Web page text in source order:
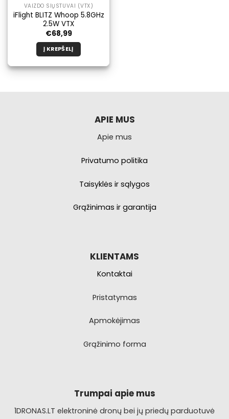
VAIZDO SIŲSTUVAI (VTX)
iFlight BLITZ Whoop 5.8GHz
2.5W VTX
€68,99
Į KREPŠELĮ
APIE MUS
Apie mus
Privatumo politika
Taisyklės ir sąlygos
Grąžinimas ir garantija
KLIENTAMS
Kontaktai
Pristatymas
Apmokėjimas
Grąžinimo forma
Trumpai apie mus
1DRONAS.LT elektroninė dronų bei jų priedų parduotuvė